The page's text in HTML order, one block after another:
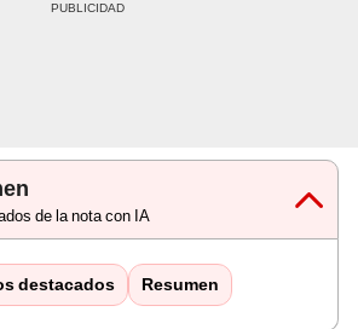
de la nota con IA
destacados Resumen